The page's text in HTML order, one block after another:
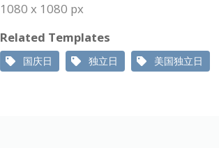
1080 x 1080 px
Related Templates
国庆日 独立日 美国独立日